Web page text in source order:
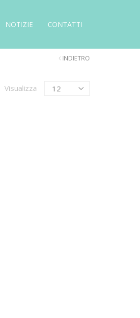
NOTIZIE CONTATTI
INDIETRO
Visualizza
Products